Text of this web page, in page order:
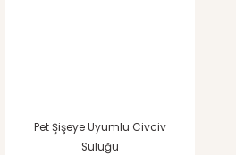
Pet Şişeye Uyumlu Civciv
Suluğu